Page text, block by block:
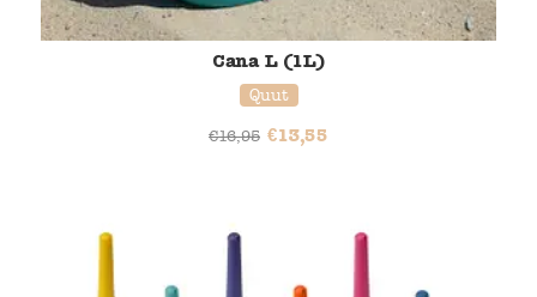
Cana L (1L)
Quut
€16,95 €13,55